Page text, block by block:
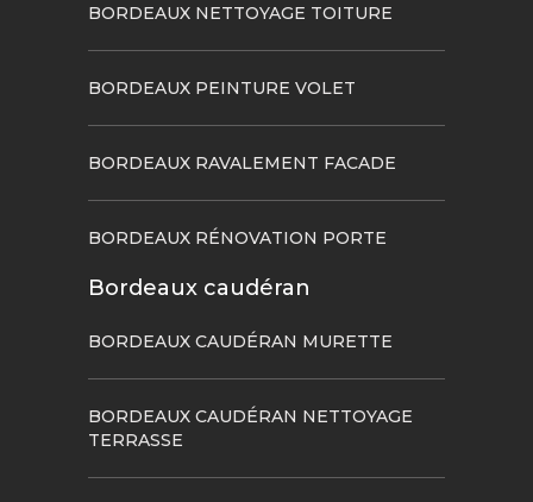
BORDEAUX NETTOYAGE TOITURE
BORDEAUX PEINTURE VOLET
BORDEAUX RAVALEMENT FACADE
BORDEAUX RÉNOVATION PORTE
Bordeaux caudéran
BORDEAUX CAUDÉRAN MURETTE
BORDEAUX CAUDÉRAN NETTOYAGE
TERRASSE